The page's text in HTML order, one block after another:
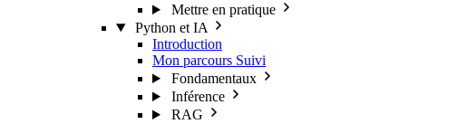
Mettre en pratique
Python et IA
Introduction
Mon parcours Suivi
Fondamentaux
Inférence
RAG